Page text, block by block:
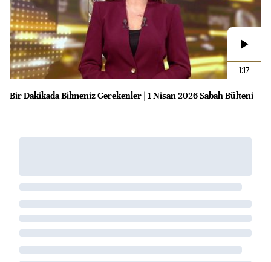
1:17
Bir Dakikada Bilmeniz Gerekenler | 1 Nisan 2026 Sabah Bülteni